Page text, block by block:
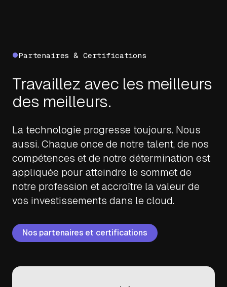
Partenaires & Certifications
Travaillez avec les meilleurs
des meilleurs.
La technologie progresse toujours. Nous
aussi. Chaque once de notre talent, de nos
compétences et de notre détermination est
appliquée pour atteindre le sommet de
notre profession et accroître la valeur de
vos investissements dans le cloud.
Nos partenaires et certifications